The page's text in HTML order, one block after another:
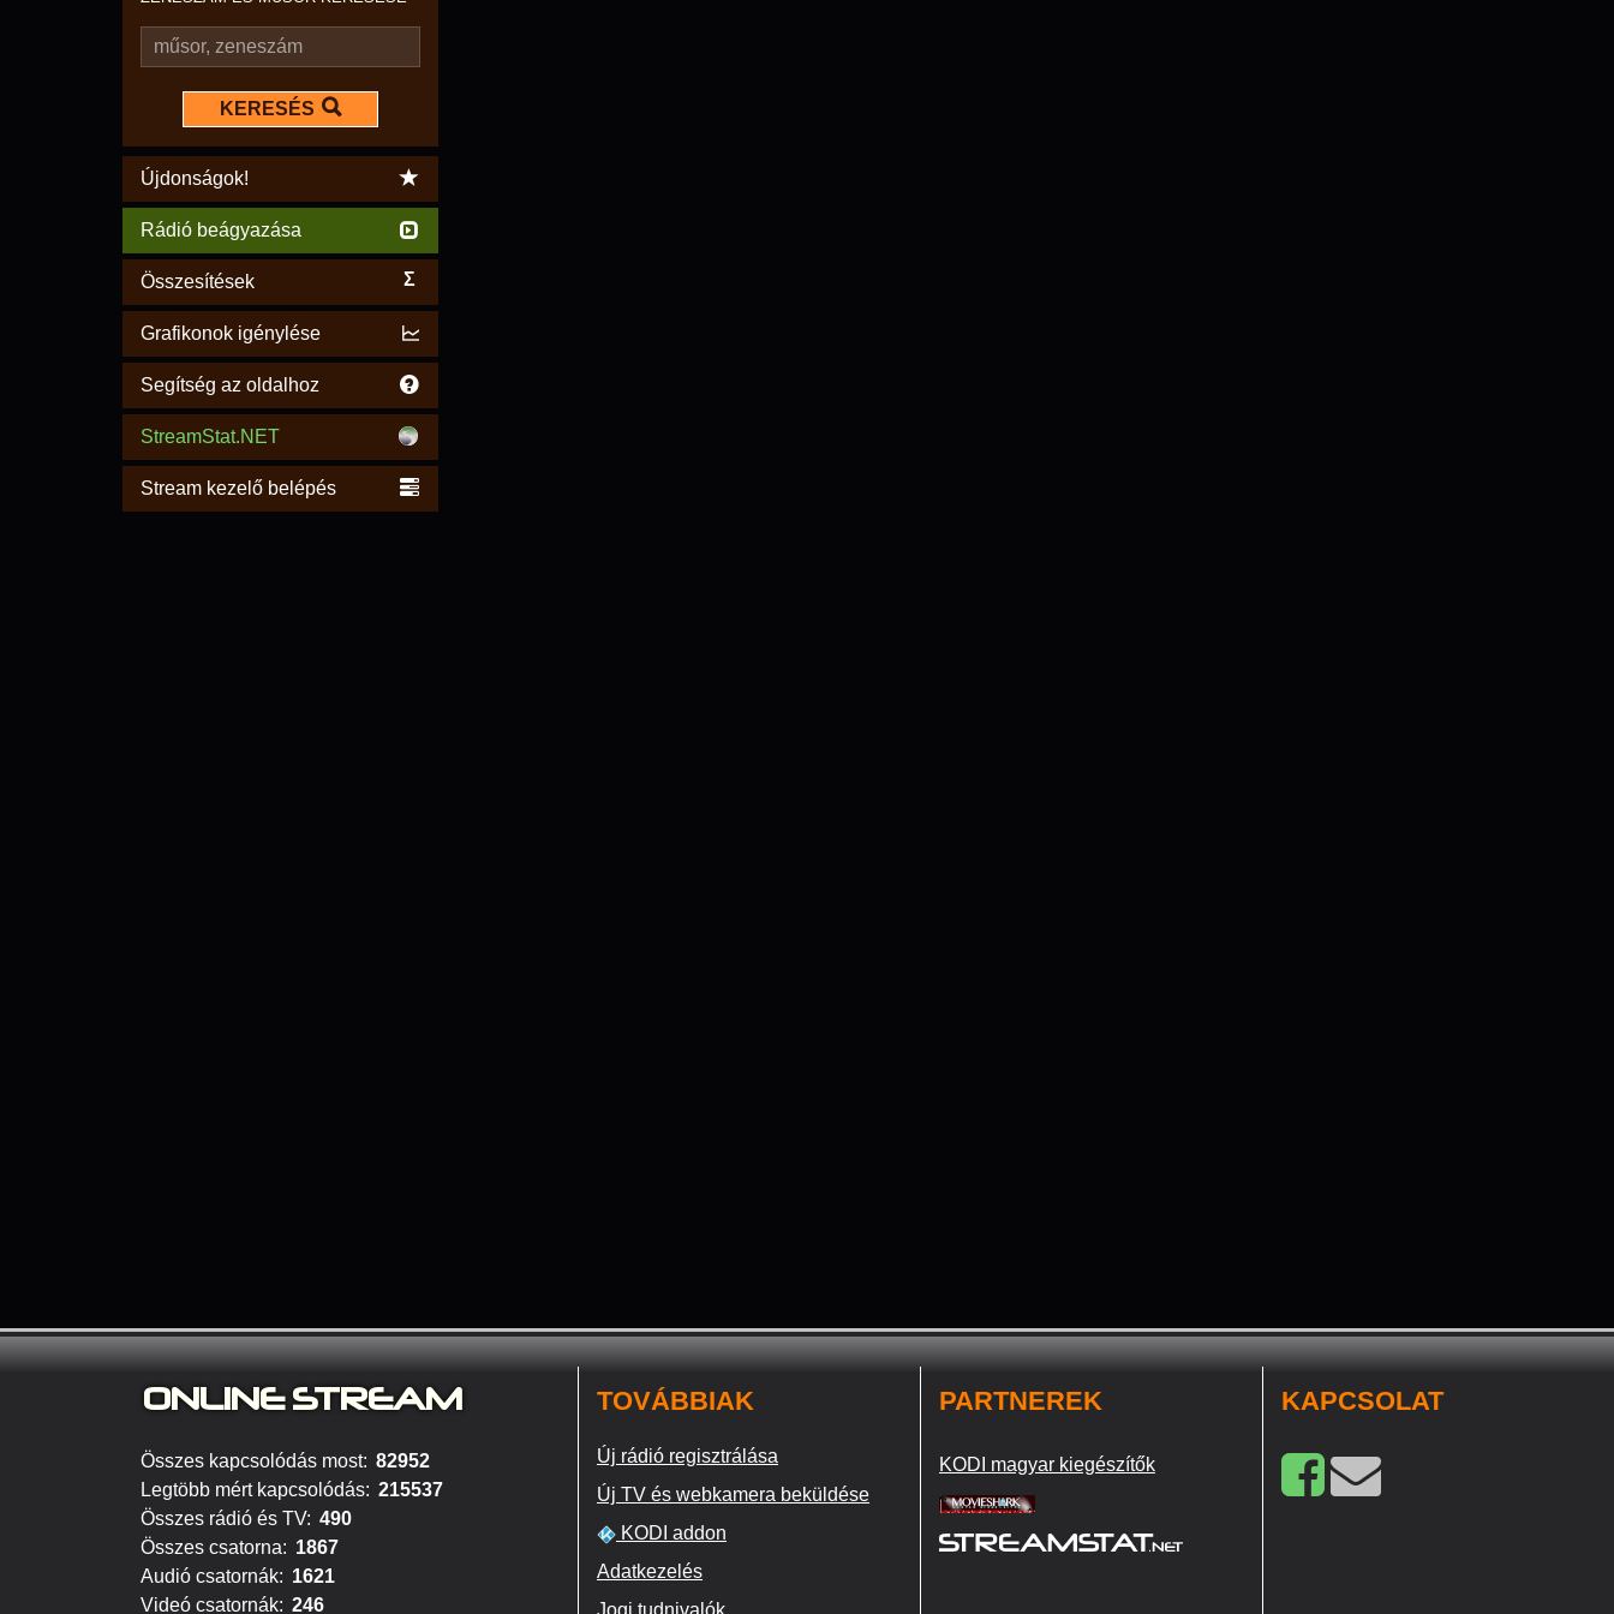
KERESÉS
Újdonságok!
Rádió beágyazása
Összesítések Σ
Grafikonok igénylése
Segítség az oldalhoz
StreamStat.NET
Stream kezelő belépés
ONLINE STREAM
Összes kapcsolódás most: 82952
Legtöbb mért kapcsolódás: 215537
Összes rádió és TV: 490
Összes csatorna: 1867
Audió csatornák: 1621
Videó csatornák: 246
TOVÁBBIAK
Új rádió regisztrálása
Új TV és webkamera beküldése
KODI addon
Adatkezelés
Jogi tudnivalók
PARTNEREK
KODI magyar kiegészítők
KAPCSOLAT